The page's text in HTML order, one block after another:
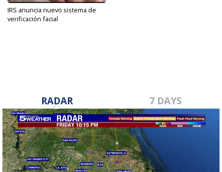
IRS anuncia nuevo sistema de
verificación facial
RADAR 7 DAYS